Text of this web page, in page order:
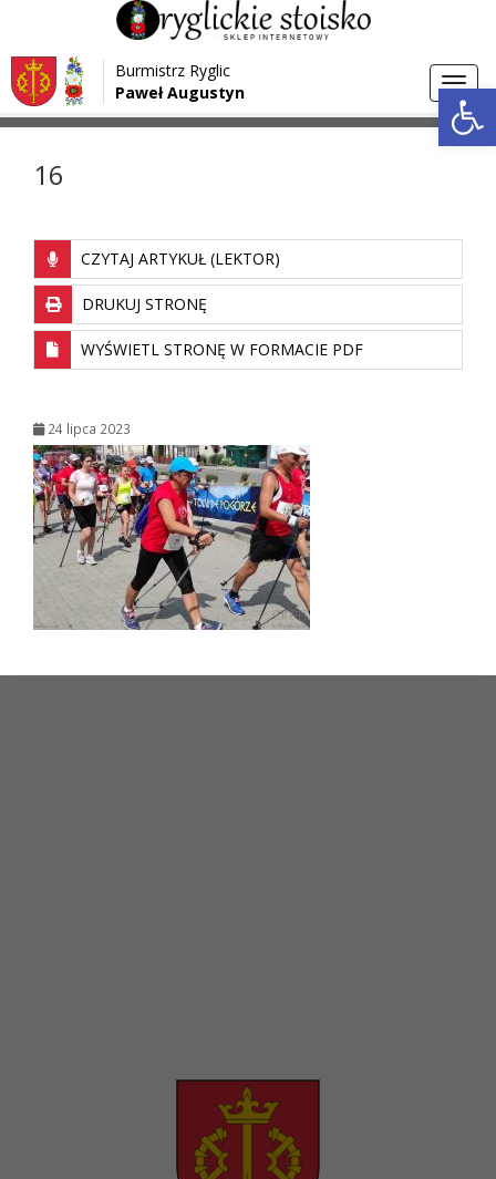
Przejdź do menu
Przejdź do głównej treści strony
Przejdź do stopki strony
Burmistrz Ryglic
Paweł Augustyn
Strona główna > Media >
16
CZYTAJ ARTYKUŁ (LEKTOR)
DRUKUJ STRONĘ
WYŚWIETL STRONĘ W FORMACIE PDF
24 lipca 2023